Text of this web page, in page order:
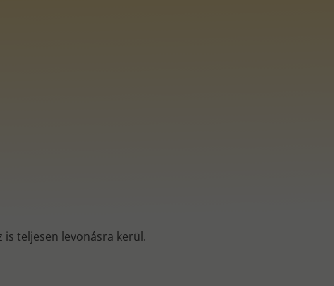
is teljesen levonásra kerül.